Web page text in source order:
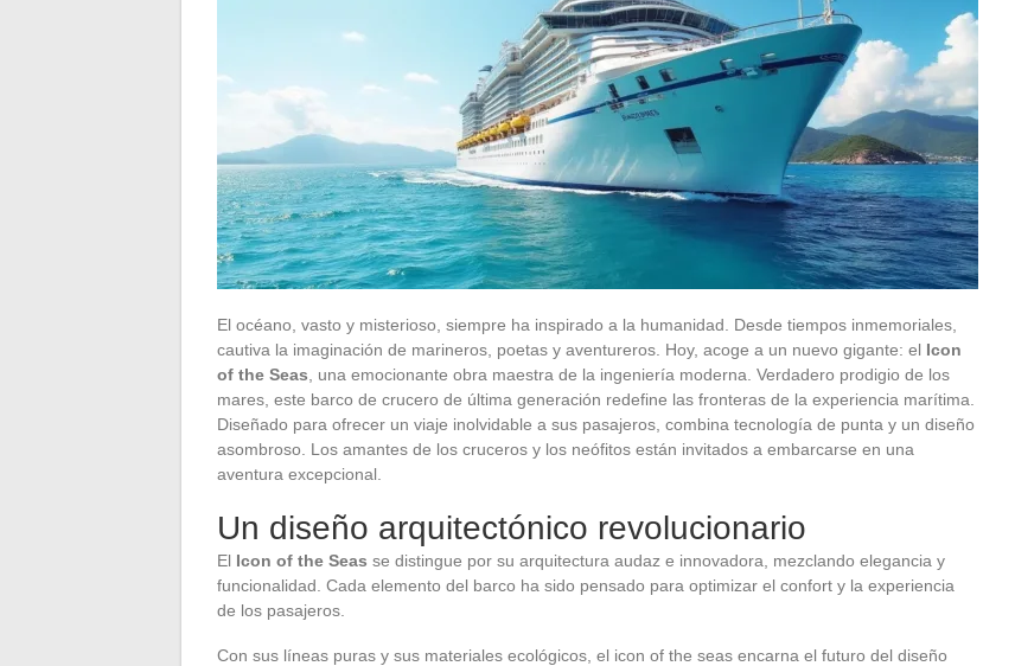
El océano, vasto y misterioso, siempre ha inspirado a la humanidad. Desde tiempos inmemoriales,
cautiva la imaginación de marineros, poetas y aventureros. Hoy, acoge a un nuevo gigante: el Icon
of the Seas , una emocionante obra maestra de la ingeniería moderna. Verdadero prodigio de los
mares, este barco de crucero de última generación redefine las fronteras de la experiencia marítima.
Diseñado para ofrecer un viaje inolvidable a sus pasajeros, combina tecnología de punta y un diseño
asombroso. Los amantes de los cruceros y los neófitos están invitados a embarcarse en una
aventura excepcional.
Un diseño arquitectónico revolucionario
El Icon of the Seas se distingue por su arquitectura audaz e innovadora, mezclando elegancia y
funcionalidad. Cada elemento del barco ha sido pensado para optimizar el confort y la experiencia
de los pasajeros.
Con sus líneas puras y sus materiales ecológicos, el icon of the seas encarna el futuro del diseño